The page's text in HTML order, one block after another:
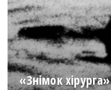
«Знімок хірурга»